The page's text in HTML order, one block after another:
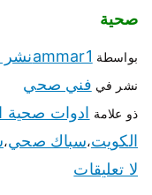
صحية
بواسطة ammar1نشر
نشر في فني صحي
ذو علامة ادوات صحية
الكويت،سباك صحي،
لا تعليقات